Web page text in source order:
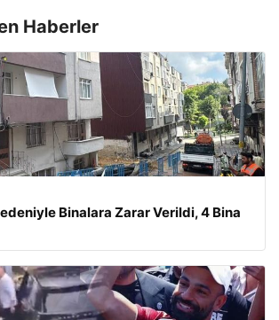
Haberler
Binalara Zarar Verildi, 4 Bina